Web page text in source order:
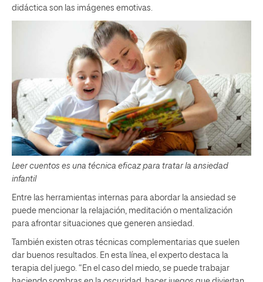
didáctica son las imágenes emotivas.
Leer cuentos es una técnica eficaz para tratar la ansiedad
infantil
Entre las herramientas internas para abordar la ansiedad se
puede mencionar la relajación, meditación o mentalización
para afrontar situaciones que generen ansiedad.
También existen otras técnicas complementarias que suelen
dar buenos resultados. En esta línea, el experto destaca la
terapia del juego. “En el caso del miedo, se puede trabajar